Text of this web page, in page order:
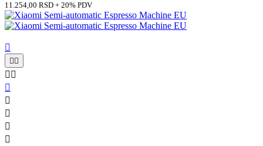
11.254,00 RSD + 20% PDV

 
 




